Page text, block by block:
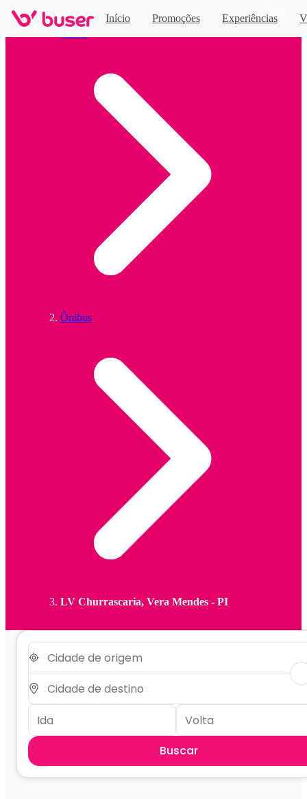
Início Promoções Experiências
Ônibus
LV Churrascaria, Vera Mendes - PI
Buscar